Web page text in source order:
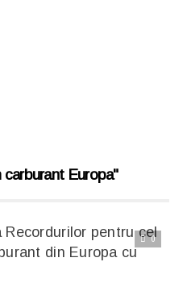
Europa"
0
complet